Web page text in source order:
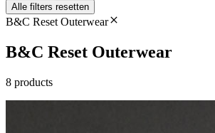
Alle filters resetten
B&C Reset Outerwear
B&C Reset Outerwear
8 products